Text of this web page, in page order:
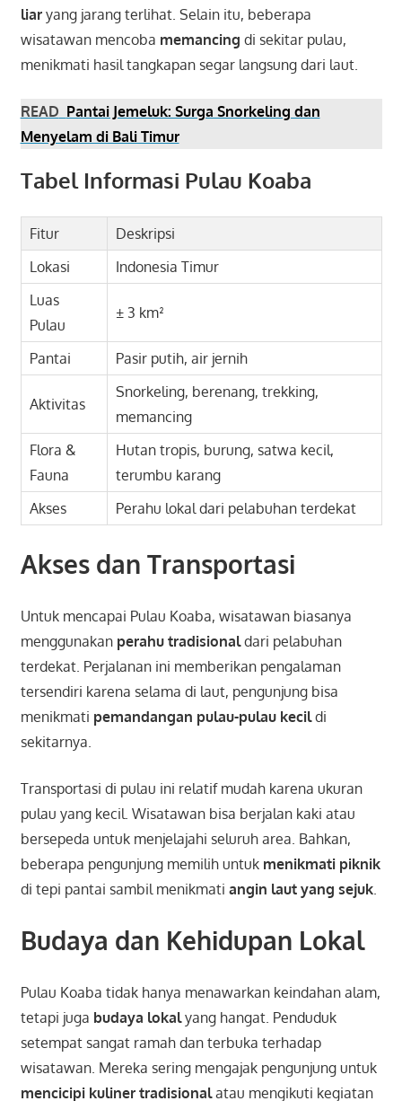
liaryang jarang terlihat. Selain itu, beberapa
wisatawan mencoba memancing di sekitar pulau,
menikmati hasil tangkapan segar langsung dari laut.
READ Pantai Jemeluk: Surga Snorkeling dan
Menyelam di Bali Timur
Tabel Informasi Pulau Koaba
Fitur
Deskripsi
Lokasi
Indonesia Timur
Luas
Pulau
± 3 km²
Pantai Pasir putih, air jernih
Aktivitas
Snorkeling, berenang, trekking,
memancing
Flora &
Fauna
Hutan tropis, burung, satwa kecil,
terumbu karang
Akses
Perahu lokal dari pelabuhan terdekat
Akses dan Transportasi
Untuk mencapai Pulau Koaba, wisatawan biasanya
menggunakan perahu tradisionaldari pelabuhan
terdekat. Perjalanan ini memberikan pengalaman
tersendiri karena selama di laut, pengunjung bisa
menikmati pemandangan pulau-pulau kecildi
sekitarnya.
Transportasi di pulau ini relatif mudah karena ukuran
pulau yang kecil. Wisatawan bisa berjalan kaki atau
bersepeda untuk menjelajahi seluruh area. Bahkan,
beberapa pengunjung memilih untuk menikmati piknik
di tepi pantai sambil menikmati angin laut yang sejuk.
Budaya dan Kehidupan Lokal
Pulau Koaba tidak hanya menawarkan keindahan alam,
tetapi juga budaya lokalyang hangat. Penduduk
setempat sangat ramah dan terbuka terhadap
wisatawan. Mereka sering mengajak pengunjung untuk
mencicipi kuliner tradisionalatau mengikuti kegiatan